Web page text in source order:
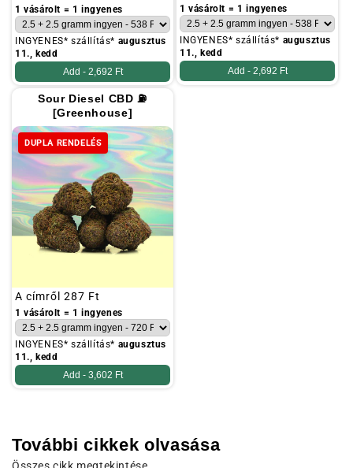
ár
1 vásárolt = 1 ingyenes
INGYENES* szállítás* augusztus
11., kedd
Add - 2,692 Ft
ár
1 vásárolt = 1 ingyenes
INGYENES* szállítás* augusztus
11., kedd
Add - 2,692 Ft
Sour Diesel CBD ⛽
[Greenhouse]
DUPLA RENDELÉS
Szokásos
ár
A címről 287 Ft
1 vásárolt = 1 ingyenes
INGYENES* szállítás* augusztus
11., kedd
Add - 3,602 Ft
További cikkek olvasása